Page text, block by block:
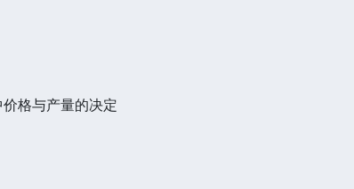
格与产量的决定